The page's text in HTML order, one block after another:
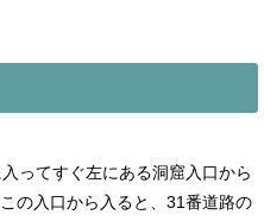
ってすぐ左にある洞窟入口から
の入口から入ると、31番道路の